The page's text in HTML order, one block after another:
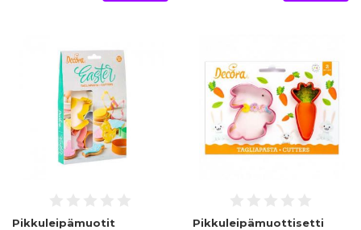
Pikkuleipämuotit
Pikkuleipämuottisetti